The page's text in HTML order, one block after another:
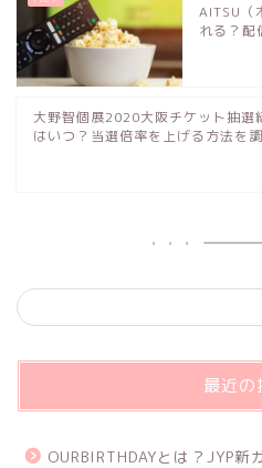
AITSU（
れる？配
大野智個展2020大阪チケット抽選
はいつ？当選倍率を上げる方法を
最近の
OURBIRTHDAYとは？JYP